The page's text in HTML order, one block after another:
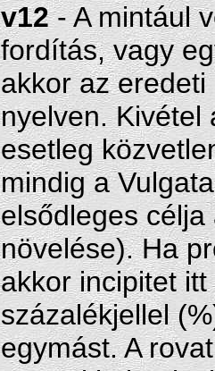
v12- A mintául
fordítás, vagy
akkor az
nyelven. Kivétel
esetleg
mindig a
elsődleges
növelése). Ha
akkor incipitet
százalékjellel
egymást. A